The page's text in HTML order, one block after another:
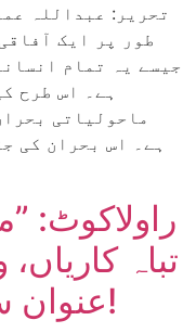
طور پر ایک
جیسے یہ تمام
ہے۔ اس طرح
ماحولیاتی
ہے۔ اس بحران کی
راولاکوٹ:
تباہ
عنوان سے سیمینار کا انعقاد!